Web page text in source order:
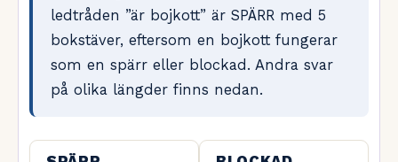
ledtråden ”är bojkott” är SPÄRR med 5
bokstäver, eftersom en bojkott fungerar
som en spärr eller blockad. Andra svar
på olika längder finns nedan.